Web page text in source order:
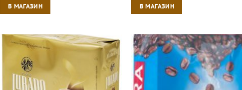
В МАГАЗИН В МАГАЗИН